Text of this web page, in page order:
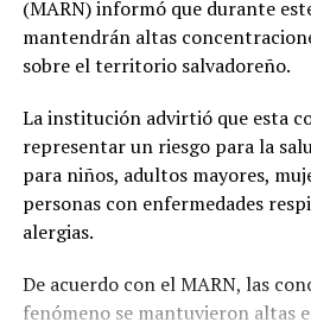
con quien
relación
quien
exponer
y contarle a su
si no le
(MARN) informó que durante
mantendrán altas
sobre el territorio salvadoreño.
La institución advirtió que esta
representar un riesgo para la
para niños, adultos mayores,
personas con enfermedades
alergias.
De acuerdo con el MARN, las
fenómeno se mantuvieron altas